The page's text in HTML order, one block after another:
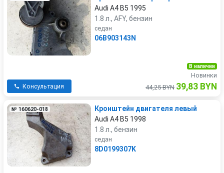
Audi A4 B5 1995
1.8 л., AFY, бензин
седан
06B903143N
Консультация
В наличии
Новинки
44,25 BYN 39,83 BYN
№ 160620-018
Кронштейн двигателя левый
Audi A4 B5 1998
1.8 л., бензин
седан
8D0199307K